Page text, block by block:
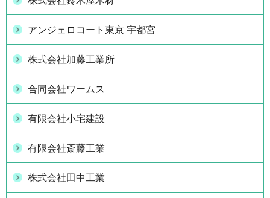
アンジェロコート東京 宇都宮
株式会社加藤工業所
合同会社ワームス
有限会社小宅建設
有限会社斎藤工業
株式会社田中工業